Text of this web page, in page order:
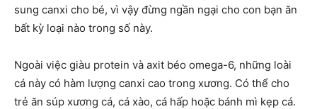
sung canxi cho bé, vì vậy đừng ngần ngại cho con bạn ăn
bất kỳ loại nào trong số này.
Ngoài việc giàu protein và axit béo omega-6, những loài
cá này có hàm lượng canxi cao trong xương. Có thể cho
trẻ ăn súp xương cá, cá xào, cá hấp hoặc bánh mì kẹp cá.